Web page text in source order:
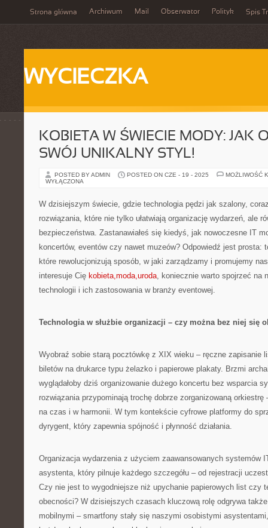
Strona główna Archiwum Mail Obserwator Polityk Spis
WYCIECZKA
KOBIETA W ŚWIECIE MODY: JAK
SWÓJ UNIKALNY STYL!
POSTED BY ADMIN POSTED ON CZE - 19 - 2025
MOŻLIWOŚĆ
WYŁĄCZONA
W dzisiejszym świecie, gdzie technologia pędzi jak szalony,
rozwiązania, które nie tylko ułatwiają organizację wydarzeń, ale
bezpieczeństwa. Zastanawiałeś się kiedyś, jak nowoczesne IT
koncertów, eventów czy nawet muzeów? Odpowiedź jest prosta:
które rewolucjonizują sposób, w jaki zarządzamy i promujemy
interesuje Cię kobieta,moda,uroda, koniecznie warto spojrzeć na
technologii i ich zastosowania w branży eventowej.
Technologia w służbie organizacji – czy można bez niej się
Wyobraź sobie starą pocztówkę z XIX wieku – ręczne zapisanie
biletów na drukarce typu żelazko i papierowe plakaty. Brzmi
wyglądałoby dziś organizowanie dużego koncertu bez wsparcia
rozwiązania przypominają trochę dobrze zorganizowaną
na czas i w harmonii. W tym kontekście cyfrowe platformy do
dyrygent, który zapewnia spójność i płynność działania.
Organizacja wydarzenia z użyciem zaawansowanych systemów
asystenta, który pilnuje każdego szczegółu – od rejestracji
Czy nie jest to wygodniejsze niż upychanie papierowych list czy
obecności? W dzisiejszych czasach kluczową rolę odgrywa
mobilnymi – smartfony stały się naszymi osobistymi